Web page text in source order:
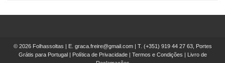
© 2026 Folhassoltas | E. graca.freire@gmail.com| T. (+351) 919 44 27 63, Portes
Grátis para Portugal | Política de Privacidade| Termos e Condições | Livro de